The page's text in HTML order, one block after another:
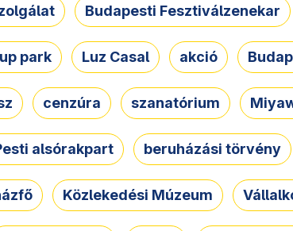
Budapesti Fesztiválzenekar
park Luz Casal akció
cenzúra szanatórium
alsórakpart beruházási törvény
Közlekedési Múzeum